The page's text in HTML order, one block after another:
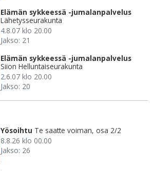
Elämän sykkeessä -jumalanpalvelus
Lähetysseurakunta
4.8.07 klo 20.00
Jakso: 21
Elämän sykkeessä -jumalanpalvelus
Siion Helluntaiseurakunta
2.6.07 klo 20.00
Jakso: 20
Yösoihtu Te saatte voiman, osa 2/2
8.8.26 klo 00.00
Jakso: 26